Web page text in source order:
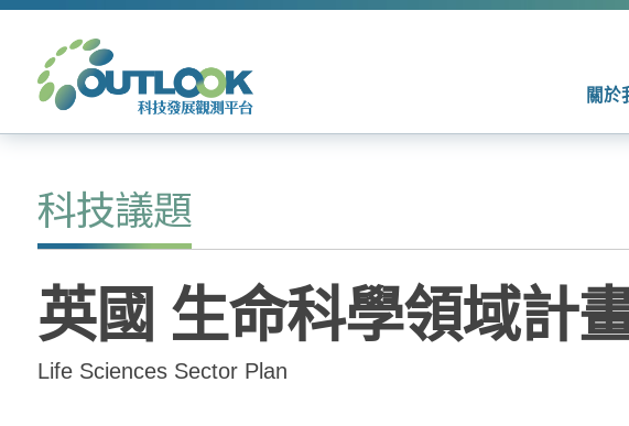
關於
科技議題
英國 生命科學領域計
Life Sciences Sector Plan